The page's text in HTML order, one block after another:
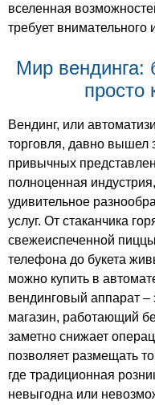
вселенная
требует внимательного
Мир вендинга:
просто
Вендинг, или
торговля, давно вышел
привычных
полноценная
удивительное
услуг. От стаканчика
свежеиспеченной
телефона до букета
можно купить в
вендинговый аппарат
магазин, работающий
заметно снижает
позволяет размещать
где традиционная
невыгодна или